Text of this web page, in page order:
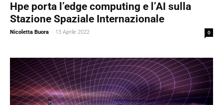
Hpe porta l’edge computing e l’AI sulla
Stazione Spaziale Internazionale
Nicoletta Buora - 13 Aprile 2022 0